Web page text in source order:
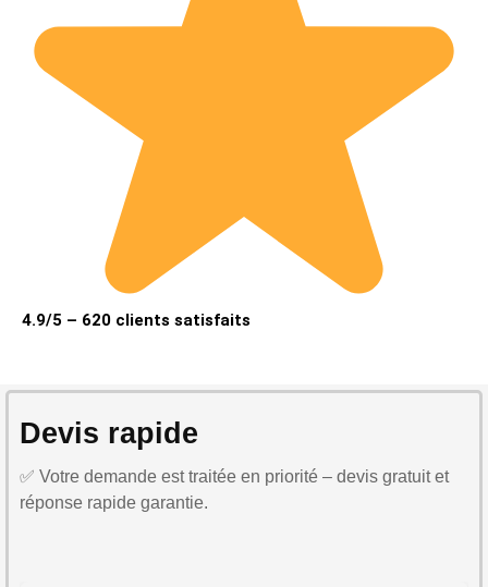
4.9/5 – 620 clients satisfaits
Devis rapide
✅ Votre demande est traitée en priorité – devis gratuit et
réponse rapide garantie.